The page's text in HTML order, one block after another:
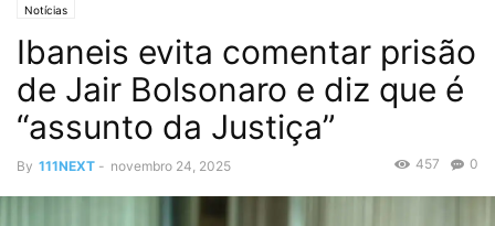
Notícias
Ibaneis evita comentar prisão
de Jair Bolsonaro e diz que é
“assunto da Justiça”
By 111NEXT - novembro 24, 2025 0
457